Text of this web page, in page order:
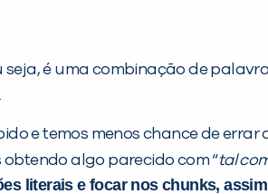
é uma combinação de
.
e temos menos chance de errar
algo parecido com “tal
literais e focar nos chunks,